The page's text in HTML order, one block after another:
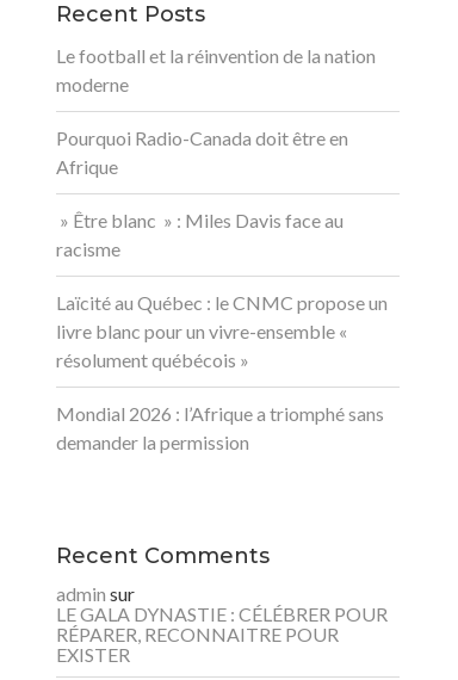
Recent Posts
Le football et la réinvention de la nation
moderne
Pourquoi Radio-Canada doit être en
Afrique
» Être blanc » : Miles Davis face au
racisme
Laïcité au Québec : le CNMC propose un
livre blanc pour un vivre-ensemble «
résolument québécois »
Mondial 2026 : l’Afrique a triomphé sans
demander la permission
Recent Comments
admin sur
LE GALA DYNASTIE : CÉLÉBRER POUR
RÉPARER, RECONNAITRE POUR
EXISTER